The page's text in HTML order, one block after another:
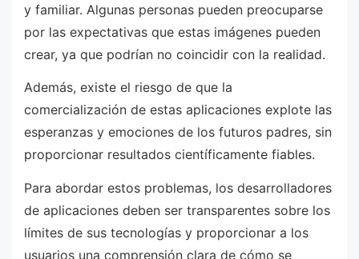
y familiar. Algunas personas pueden preocuparse
por las expectativas que estas imágenes pueden
crear, ya que podrían no coincidir con la realidad.
Además, existe el riesgo de que la
comercialización de estas aplicaciones explote las
esperanzas y emociones de los futuros padres, sin
proporcionar resultados científicamente fiables.
Para abordar estos problemas, los desarrolladores
de aplicaciones deben ser transparentes sobre los
límites de sus tecnologías y proporcionar a los
usuarios una comprensión clara de cómo se